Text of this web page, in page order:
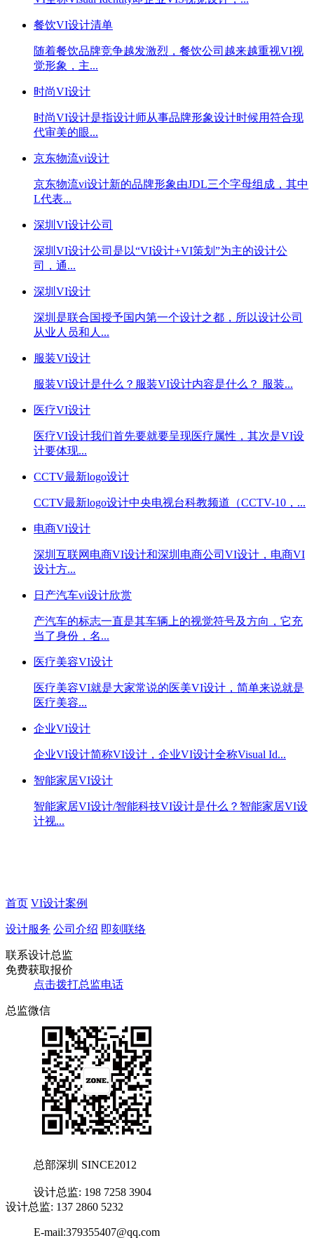
餐饮VI设计清单
随着餐饮品牌竞争越发激烈，餐饮公司越来越重视VI视
觉形象，主...
时尚VI设计
时尚VI设计是指设计师从事品牌形象设计时候用符合现
代审美的眼...
京东物流vi设计
京东物流vi设计新的品牌形象由JDL三个字母组成，其中
L代表...
深圳VI设计公司
深圳VI设计公司是以“VI设计+VI策划”为主的设计公
司，通...
深圳VI设计
深圳是联合国授予国内第一个设计之都，所以设计公司
从业人员和人...
服装VI设计
服装VI设计是什么？服装VI设计内容是什么？ 服装...
医疗VI设计
医疗VI设计我们首先要就要呈现医疗属性，其次是VI设
计要体现...
CCTV最新logo设计
CCTV最新logo设计中央电视台科教频道（CCTV-10，...
电商VI设计
深圳互联网电商VI设计和深圳电商公司VI设计，电商VI
设计方...
日产汽车vi设计欣赏
产汽车的标志一直是其车辆上的视觉符号及方向，它充
当了身份，名...
医疗美容VI设计
医疗美容VI就是大家常说的医美VI设计，简单来说就是
医疗美容...
企业VI设计
企业VI设计简称VI设计，企业VI设计全称Visual Id...
智能家居VI设计
智能家居VI设计/智能科技VI设计是什么？智能家居VI设
计视...
首页 VI设计案例
设计服务 公司介绍 即刻联络
联系设计总监
免费获取报价
点击拨打总监电话
总监微信
总部深圳 SINCE2012
设计总监: 198 7258 3904
设计总监: 137 2860 5232
E-mail:379355407@qq.com